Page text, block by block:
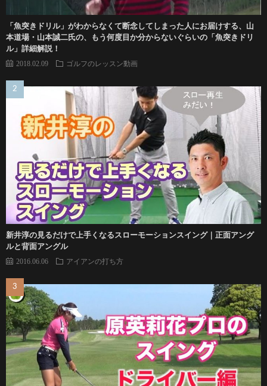
「魚突きドリル」がわからなくて断念してしまった人にお届けする、山
本道場・山本誠二氏の、もう何度目か分からないぐらいの「魚突きドリ
ル」詳細解説！
2018.02.09 ゴルフのレッスン動画
新井淳の見るだけで上手くなるスローモーションスイング｜正面アング
ルと背面アングル
2016.06.06 アイアンの打ち方